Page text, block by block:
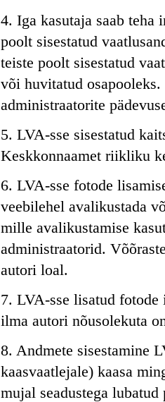
4. Iga kasutaja saab teha
poolt sisestatud
teiste poolt sisestatud
või huvitatud
administraatorite
5. LVA-sse sisestatud
Keskkonnaamet riikliku
6. LVA-sse fotode
veebilehel avalikustada
mille avalikustamise
administraatorid.
autori loal.
7. LVA-sse lisatud
ilma autori nõusolekuta
8. Andmete sisestamine
kaasvaatlejale) kaasa
mujal seadustega lubatud